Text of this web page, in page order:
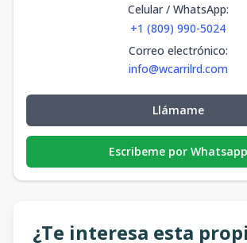
Celular / WhatsApp:
+1 (809) 990-5024
Correo electrónico:
info@wcarrilrd.com
Llámame
Escribeme por Whatsapp
¿Te interesa esta